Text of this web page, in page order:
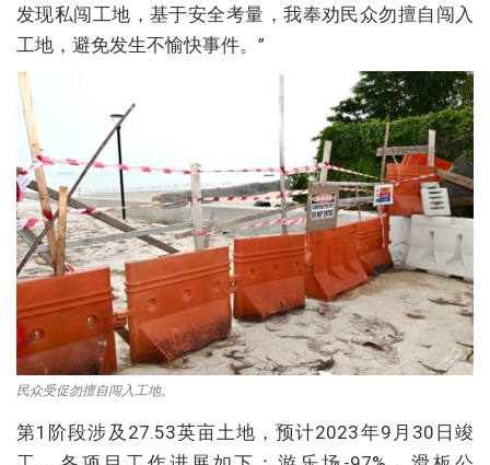
发现私闯工地，基于安全考量，我奉劝民众勿擅自闯入
工地，避免发生不愉快事件。”
民众受促勿擅自闯入工地。
第1阶段涉及27.53英亩土地，预计2023年9月30日竣